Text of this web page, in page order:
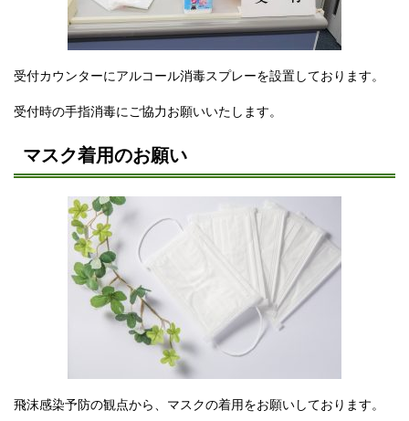
受付カウンターにアルコール消毒スプレーを設置しております。
受付時の手指消毒にご協力お願いいたします。
マスク着用のお願い
飛沫感染予防の観点から、マスクの着用をお願いしております。